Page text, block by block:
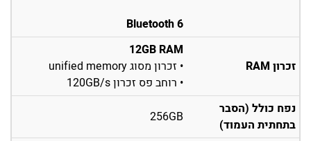
Bluetooth 6
זכרון RAM
12GB RAM
• זכרון מסוג unified memory
• רוחב פס זכרון 120GB/s
נפח כולל (הסבר
בתחתית העמוד)
256GB